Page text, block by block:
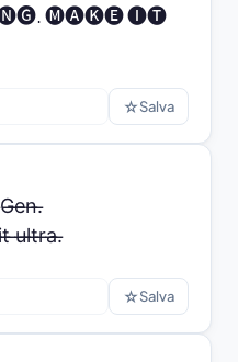
🅜🅐🅚🅔 🅘🅣
☆Salva
̶u̶l̶t̶r̶a̶.̶
☆Salva